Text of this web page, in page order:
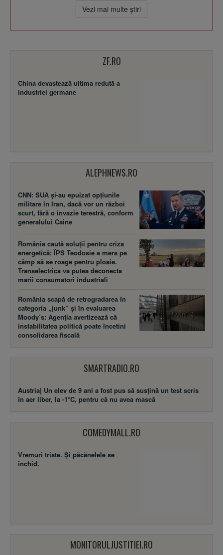
Vezi mai multe ştiri
ZF.RO
China devastează ultima redută a
industriei germane
ALEPHNEWS.RO
CNN: SUA şi-au epuizat opțiunile
militare în Iran, dacă vor un război
scurt, fără o invazie terestră, conform
generalului Caine
România caută soluții pentru criza
energetică: ÎPS Teodosie a mers pe
câmp să se roage pentru ploaie.
Transelectrica va putea deconecta
marii consumatori industriali
România scapă de retrogradarea în
categoria „junk” și în evaluarea
Moody’s: Agenția avertizează că
instabilitatea politică poate încetini
consolidarea fiscală
SMARTRADIO.RO
Austria| Un elev de 9 ani a fost pus să susţină un test scris
în aer liber, la -1°C, pentru că nu avea mască
COMEDYMALL.RO
Vremuri triste. Şi păcănelele se
închid.
MONITORULJUSTITIEI.RO